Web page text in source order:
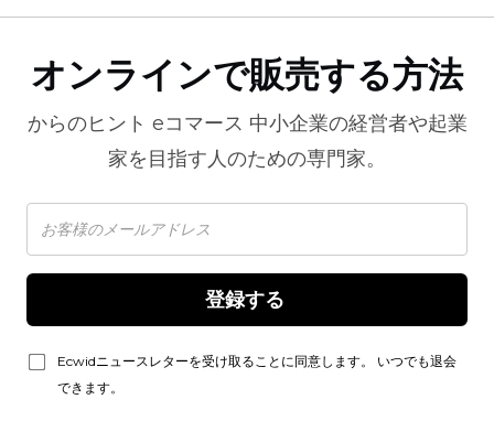
オンラインで販売する方法
からのヒント eコマース 中小企業の経営者や起業
家を目指す人のための専門家。
Ecwidニュースレターを受け取ることに同意します。 いつでも退会
できます。